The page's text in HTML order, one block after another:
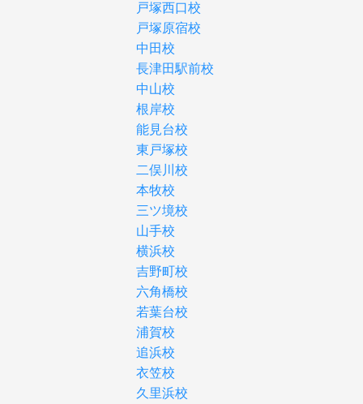
戸塚西口校
戸塚原宿校
中田校
長津田駅前校
中山校
根岸校
能見台校
東戸塚校
二俣川校
本牧校
三ツ境校
山手校
横浜校
吉野町校
六角橋校
若葉台校
浦賀校
追浜校
衣笠校
久里浜校